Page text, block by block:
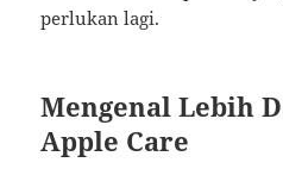
perlukan lagi.
Mengenal Lebih
Apple Care